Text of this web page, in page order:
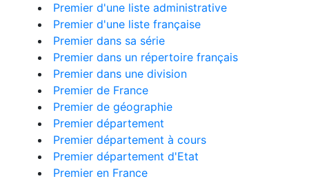
Premier d'une liste administrative
Premier d'une liste française
Premier dans sa série
Premier dans un répertoire français
Premier dans une division
Premier de France
Premier de géographie
Premier département
Premier département à cours
Premier département d'Etat
Premier en France